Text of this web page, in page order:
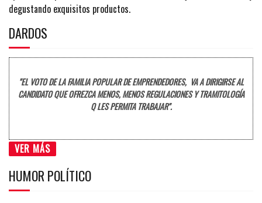
degustando exquisitos productos.
DARDOS
"EL VOTO DE LA FAMILIA POPULAR DE EMPRENDEDORES, VA A DIRIGIRSE AL
CANDIDATO QUE OFREZCA MENOS, MENOS REGULACIONES Y TRAMITOLOGÍA
Q LES PERMITA TRABAJAR".
VER MÁS
HUMOR POLÍTICO